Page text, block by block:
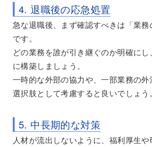
4. 退職後の応急処置
急な退職後、まず確認すべきは「業
です。
どの業務を誰が引き継ぐのか明確に
に構築しましょう。
一時的な外部の協力や、一部業務の外
選択肢として考慮すると良いでしょう。
5. 中長期的な対策
人材が流出しないように、福利厚生